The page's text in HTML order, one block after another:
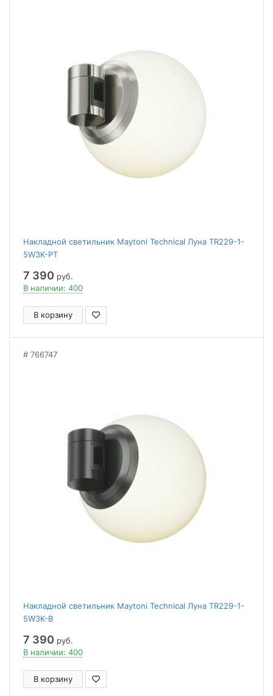
Накладной светильник Maytoni Technical Луна TR229-1-
5W3K-PT
7 390 руб.
В наличии: 400
В корзину
766747
Накладной светильник Maytoni Technical Луна TR229-1-
5W3K-B
7 390 руб.
В наличии: 400
В корзину